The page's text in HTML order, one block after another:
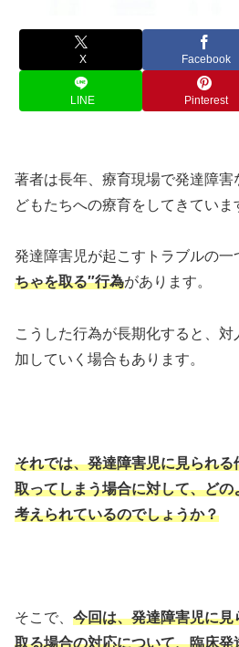
X Facebook
LINE Pinterest
著者は長年、療育現場で発達障
どもたちへの療育をしてきていま
発達障害児が起こすトラブルの一
ちゃを取る″行為があります。
こうした行為が長期化すると、
加していく場合もあります。
それでは、発達障害児に見られ
取ってしまう場合に対して、ど
考えられているのでしょうか？
そこで、 今回は、発達障害児に
取る場合の対応について、臨床